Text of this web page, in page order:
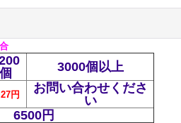
個
3000個以上
円
お問い合わせくださ
い
6500円